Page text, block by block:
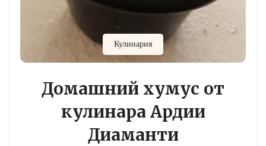
Кулинария
Домашний хумус от
кулинара Ардии
Диаманти